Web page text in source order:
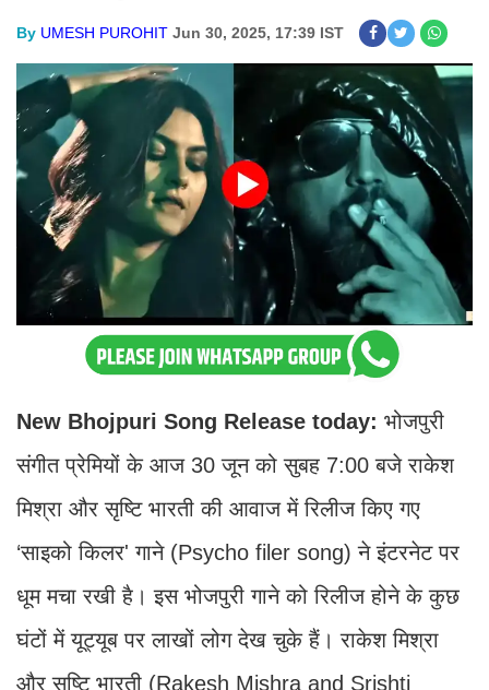
By UMESH PUROHIT Jun 30, 2025, 17:39 IST
New Bhojpuri Song Release today: भोजपुरी
संगीत प्रेमियों के आज 30 जून को सुबह 7:00 बजे राकेश
मिश्रा और सृष्टि भारती की आवाज में रिलीज किए गए
‘साइको किलर' गाने (Psycho filer song) ने इंटरनेट पर
धूम मचा रखी है। इस भोजपुरी गाने को रिलीज होने के कुछ
घंटों में यूट्यूब पर लाखों लोग देख चुके हैं। राकेश मिश्रा
और सृष्टि भारती (Rakesh Mishra and Srishti